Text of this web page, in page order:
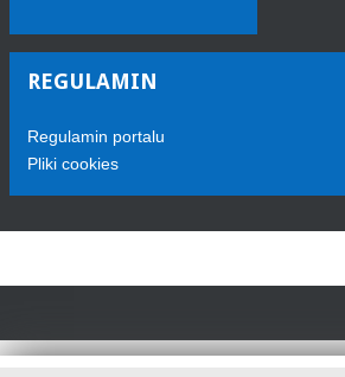
REGULAMIN
Regulamin portalu
Pliki cookies